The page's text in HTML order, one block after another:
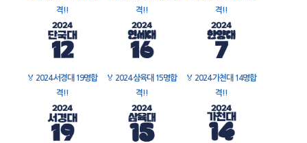
격!!
격!!
격!!
🏅 2024 서경대 19명합
격!!
🏅 2024 삼육대 15명합
격!!
🏅 2024 가천대 14명합
격!!